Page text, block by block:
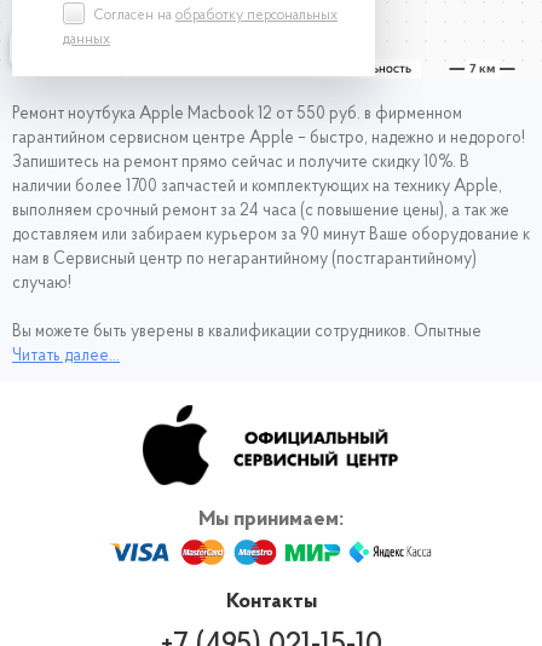
Согласен на обработку персональных
данных
Ремонт ноутбука Apple Macbook 12 от 550 руб. в фирменном
гарантийном сервисном центре Apple – быстро, надежно и недорого!
Запишитесь на ремонт прямо сейчас и получите скидку 10%. В
наличии более 1700 запчастей и комплектующих на технику Apple,
выполняем срочный ремонт за 24 часа (с повышение цены), а так же
доставляем или забираем курьером за 90 минут Ваше оборудование к
нам в Сервисный центр по негарантийному (постгарантийному)
случаю!
Вы можете быть уверены в квалификации сотрудников. Опытные
специалисты не первый год работают с техникой Эпл, поэтому
качественно. Чтобы не тратить время в долгом ожидании Макбука из
ремонта, обращайтесь в наш сервис.
Читать далее...
Мы принимаем:
Контакты